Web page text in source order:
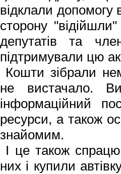
відклали допомогу
сторону
депутатів та
підтримували цю
Кошти зібрали
не вистачало.
інформаційний
ресурси, а також
знайомим.
І це також
них і купили